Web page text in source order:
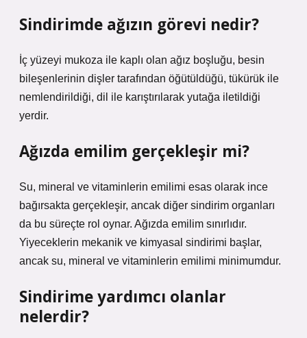
Sindirimde ağızın görevi nedir?
İç yüzeyi mukoza ile kaplı olan ağız boşluğu, besin
bileşenlerinin dişler tarafından öğütüldüğü, tükürük ile
nemlendirildiği, dil ile karıştırılarak yutağa iletildiği
yerdir.
Ağızda emilim gerçekleşir mi?
Su, mineral ve vitaminlerin emilimi esas olarak ince
bağırsakta gerçekleşir, ancak diğer sindirim organları
da bu süreçte rol oynar. Ağızda emilim sınırlıdır.
Yiyeceklerin mekanik ve kimyasal sindirimi başlar,
ancak su, mineral ve vitaminlerin emilimi minimumdur.
Sindirime yardımcı olanlar
nelerdir?